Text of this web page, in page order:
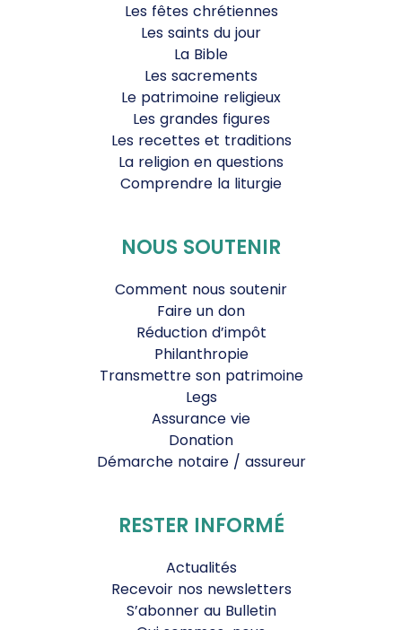
Les fêtes chrétiennes
Les saints du jour
La Bible
Les sacrements
Le patrimoine religieux
Les grandes figures
Les recettes et traditions
La religion en questions
Comprendre la liturgie
NOUS SOUTENIR
Comment nous soutenir
Faire un don
Réduction d’impôt
Philanthropie
Transmettre son patrimoine
Legs
Assurance vie
Donation
Démarche notaire / assureur
RESTER INFORMÉ
Actualités
Recevoir nos newsletters
S’abonner au Bulletin